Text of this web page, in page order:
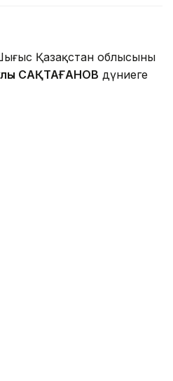
Қазақстан облысының
САҚТАҒАНОВ дүниеге